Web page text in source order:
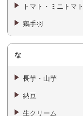
トマト・ミニトマト
鶏手羽
な
長芋・山芋
納豆
生クリーム